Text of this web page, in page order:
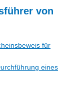
von
für
eines